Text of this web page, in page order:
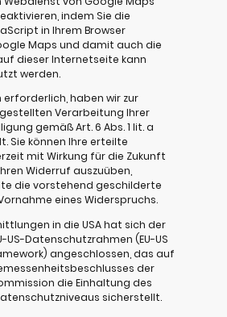
indem Sie die
in Ihrem Browser
Maps und damit auch die
dieser Internetseite kann
werden.
haben wir zur
Verarbeitung Ihrer
gemäß Art. 6 Abs. 1 lit. a
Sie können Ihre erteilte
mit Wirkung für die Zukunft
Widerruf auszuüben,
die vorstehend geschilderte
eines Widerspruchs.
in die USA hat sich der
US-Datenschutzrahmen (EU-US
angeschlossen, das auf
der
die Einhaltung des
sicherstellt.